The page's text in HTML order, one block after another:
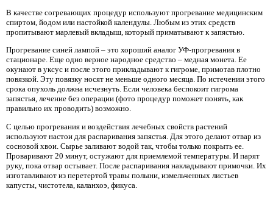
В качестве согревающих процедур используют прогревание медицинским
спиртом, йодом или настойкой календулы. Любым из этих средств
пропитывают марлевый вкладыш, который приматывают к запястью.
Прогревание синей лампой – это хороший аналог УФ-прогревания в
стационаре. Еще одно верное народное средство – медная монета. Ее
окунают в уксус и после этого прикладывают к гигроме, примотав плотно
повязкой. Эту повязку носят не меньше одного месяца. По истечении этого
срока опухоль должна исчезнуть. Если человека беспокоит гигрома
запястья, лечение без операции (фото процедур поможет понять, как
правильно их проводить) возможно.
С целью прогревания и воздействия лечебных свойств растений
используют настои для распаривания запястья. Для этого делают отвар из
сосновой хвои. Сырье заливают водой так, чтобы только покрыть ее.
Проваривают 20 минут, остужают для приемлемой температуры. И парят
руку, пока отвар остывает. После распаривания накладывают примочки. Их
изготавливают из перетертой травы полыни, измельченных листьев
капусты, чистотела, каланхоэ, фикуса.